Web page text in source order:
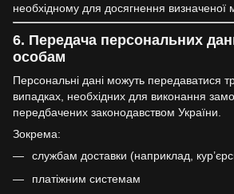
необхідному для досягнення визначеної
6. Передача персональних
особам
Персональні дані можуть передаватися
випадках, необхідних для виконання
передбачених законодавством України.
Зокрема:
службам доставки (наприклад,
платіжним системам